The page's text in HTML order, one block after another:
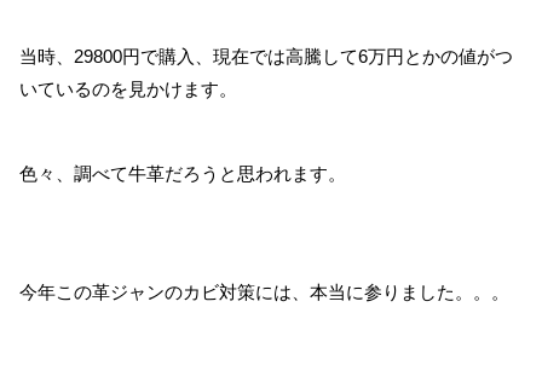
当時、29800円で購入、現在では高騰して6万円とかの値がつ
いているのを見かけます。
色々、調べて牛革だろうと思われます。
今年この革ジャンのカビ対策には、本当に参りました。。。